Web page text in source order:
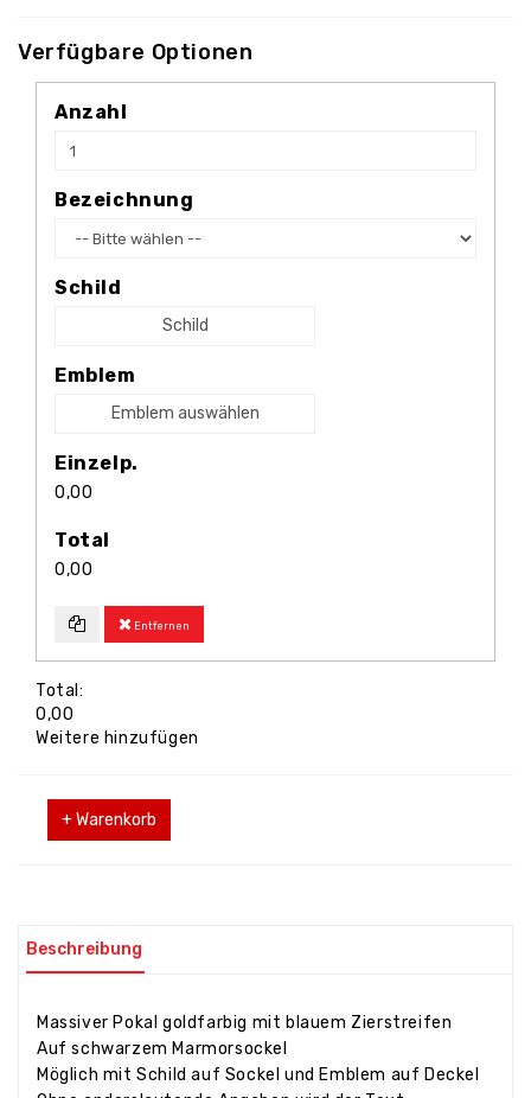
Verfügbare Optionen
Anzahl
Bezeichnung
Schild
Schild
Emblem
Emblem auswählen
Einzelp.
0,00
Total
0,00
Entfernen
Total:
0,00
Weitere hinzufügen
+ Warenkorb
Beschreibung
Massiver Pokal goldfarbig mit blauem Zierstreifen
Auf schwarzem Marmorsockel
Möglich mit Schild auf Sockel und Emblem auf Deckel